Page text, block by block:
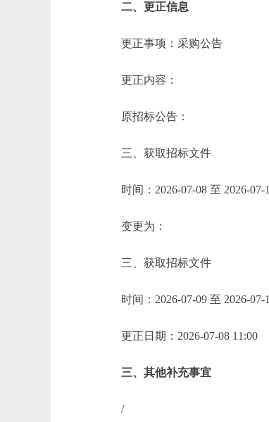
二、更正信息
更正事项：采购公告
更正内容：
原招标公告：
三、获取招标文件
时间：2026-07-08 至 2026-
变更为：
三、获取招标文件
时间：2026-07-09 至 2026-
更正日期：2026-07-08 11:00
三、其他补充事宜
/